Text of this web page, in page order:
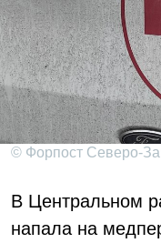
© Форпост Северо-
В Центральном
напала на